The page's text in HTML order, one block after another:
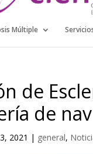
Múltiple
de
de
2021 | general,